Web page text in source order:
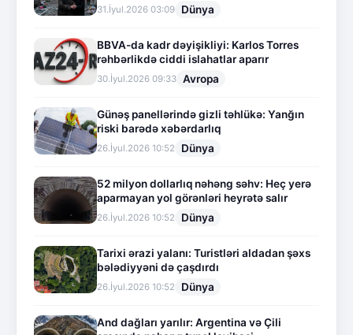
31.İyul.2026 03:09 Dünya
BBVA-da kadr dəyişikliyi: Karlos Torres
rəhbərlikdə ciddi islahatlar aparır
30.İyul.2026 09:33 Avropa
Günəş panellərində gizli təhlükə: Yanğın
riski barədə xəbərdarlıq
26.İyul.2026 10:52 Dünya
52 milyon dollarlıq nəhəng səhv: Heç yerə
aparmayan yol görənləri heyrətə salır
26.İyul.2026 10:52 Dünya
Tarixi ərazi yalanı: Turistləri aldadan şəxs
bələdiyyəni də çaşdırdı
26.İyul.2026 10:52 Dünya
And dağları yarılır: Argentina və Çili